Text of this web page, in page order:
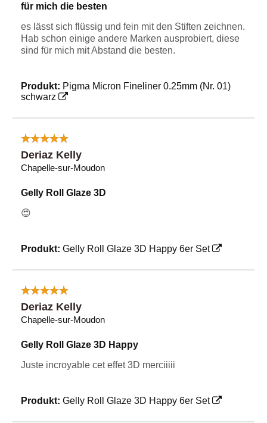
für mich die besten
es lässt sich flüssig und fein mit den Stiften zeichnen.
Hab schon einige andere Marken ausprobiert, diese
sind für mich mit Abstand die besten.
Produkt: Pigma Micron Fineliner 0.25mm (Nr. 01)
schwarz
Deriaz Kelly
Chapelle-sur-Moudon
Gelly Roll Glaze 3D
😍
Produkt: Gelly Roll Glaze 3D Happy 6er Set
Deriaz Kelly
Chapelle-sur-Moudon
Gelly Roll Glaze 3D Happy
Juste incroyable cet effet 3D merciiiii
Produkt: Gelly Roll Glaze 3D Happy 6er Set